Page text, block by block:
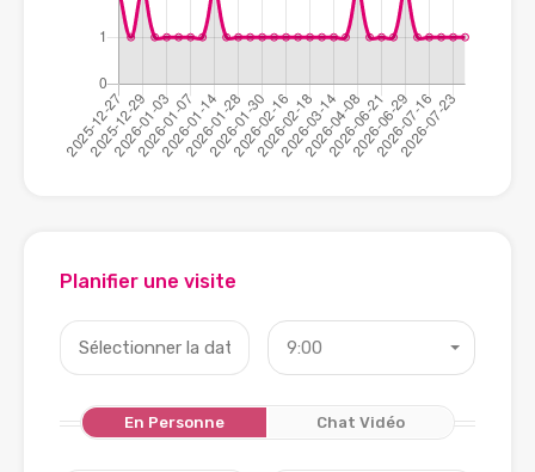
Planifier une visite
9:00
En Personne Chat Vidéo